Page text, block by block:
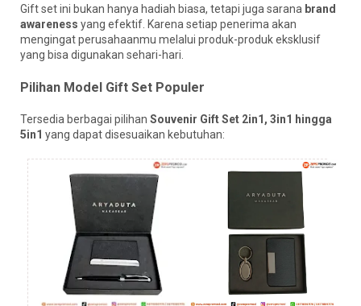
Gift set ini bukan hanya hadiah biasa, tetapi juga sarana brand
awareness yang efektif. Karena setiap penerima akan
mengingat perusahaanmu melalui produk-produk eksklusif
yang bisa digunakan sehari-hari.
Pilihan Model Gift Set Populer
Tersedia berbagai pilihan Souvenir Gift Set 2in1, 3in1 hingga
5in1 yang dapat disesuaikan kebutuhan: